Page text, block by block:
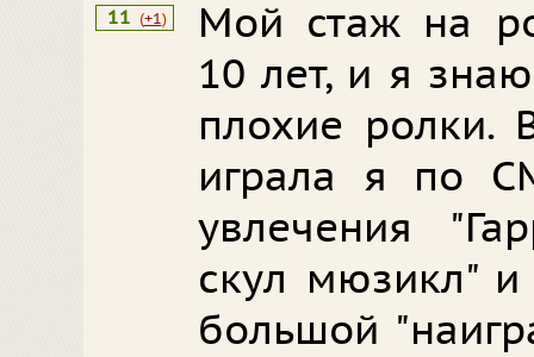
11 (+1)
Мой стаж на
10 лет, и я
плохие ролки.
играла я по
увлечения
скул мюзикл"
большой